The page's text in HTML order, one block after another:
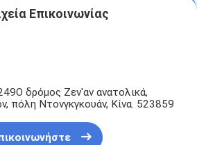
Επικοινωνίας
δρόμος Ζεν'αν ανατολικά,
πόλη Ντονγκγκουάν, Κίνα. 523859